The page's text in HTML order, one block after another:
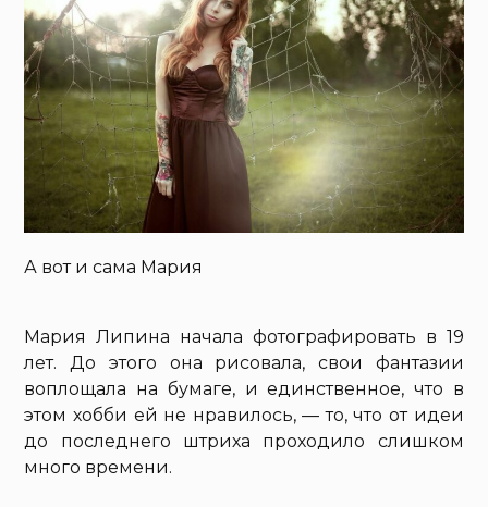
А вот и сама Мария
Мария Липина начала фотографировать в 19
лет. До этого она рисовала, свои фантазии
воплощала на бумаге, и единственное, что в
этом хобби ей не нравилось, — то, что от идеи
до последнего штриха проходило слишком
много времени.